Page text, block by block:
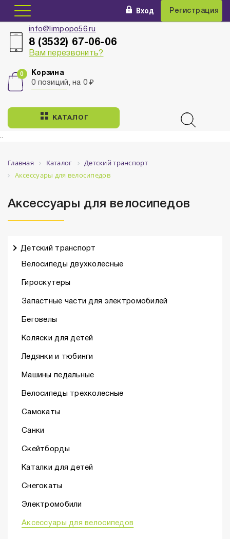
Вход Регистрация
info@limpopo56.ru
8 (3532) 67-06-06
Вам перезвонить?
Корзина
0 позиций, на 0 ₽
КАТАЛОГ
..
Главная Каталог
Детский транспорт
Аксессуары для велосипедов
Аксессуары для велосипедов
Детский транспорт
Велосипеды двухколесные
Гироскутеры
Запастные части для электромобилей
Беговелы
Коляски для детей
Ледянки и тюбинги
Машины педальные
Велосипеды трехколесные
Самокаты
Санки
Скейтборды
Каталки для детей
Снегокаты
Электромобили
Аксессуары для велосипедов